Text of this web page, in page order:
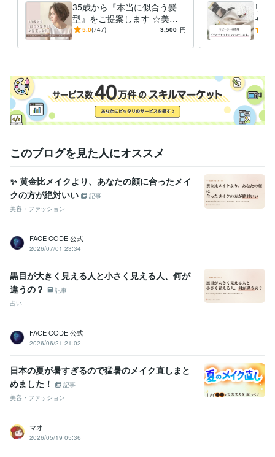
35歳から『本当に似合う髪
型』をご提案します ☆美容
師歴24年×顔分析・施術実績
5.0(747) 3,500 円
リ
ャッ
スタ
このブログを見た人にオススメ
✨ 黄金比メイクより、あなたの顔に合ったメイ
クの方が絶対いい
記事
美容・ファッション
FACE CODE 公式
2026/07/01 23:34
黒目が大きく見える人と小さく見える人、何が
違うの？
記事
占い
FACE CODE 公式
2026/06/21 21:02
日本の夏が暑すぎるので猛暑のメイク直しまと
めました！
記事
美容・ファッション
マオ
2026/05/19 05:36